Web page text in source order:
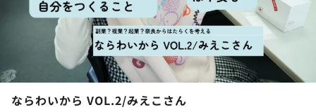
ならわいから VOL.2/みえこさん